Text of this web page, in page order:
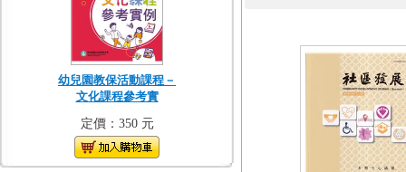
幼兒園教保活動課程－
文化課程參考實
定價：350 元